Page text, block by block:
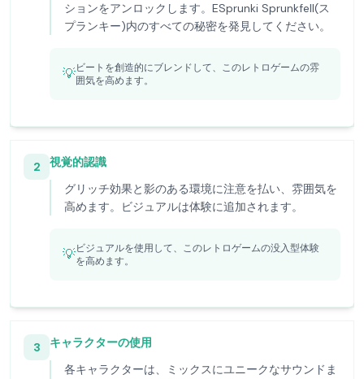
ションをアンロックします。ESprunki Sprunkfell(ス
プランキー)内のすべての秘密を発見してください。
💡ビートを創造的にブレンドして、このレトロゲームの雰
囲気を高めます。
2
視覚的認識
グリッチ効果と影のある環境に注意を払い、雰囲気を
高めます。ビジュアルは体験に追加されます。
💡ビジュアルを使用して、このレトロゲームの没入型体験
を高めます。
3
キャラクターの使用
各キャラクターは、ミックスにユニークなサウンドま